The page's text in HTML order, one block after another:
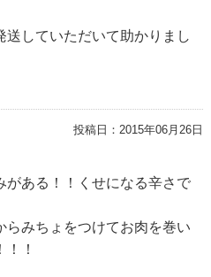
していただいて助かりまし
投稿日： 2015年06月26日
がある！！くせになる辛さで
みちょをつけてお肉を巻い
！